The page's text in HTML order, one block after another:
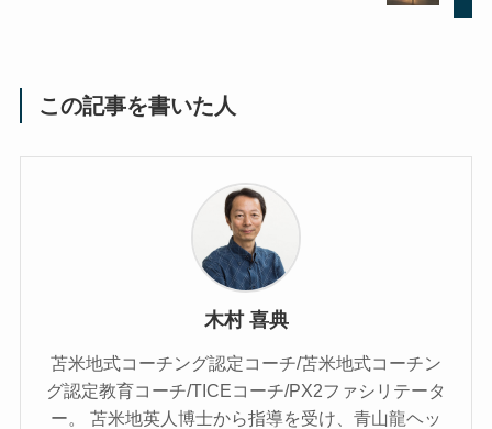
この記事を書いた人
木村 喜典
苫米地式コーチング認定コーチ/苫米地式コーチン
グ認定教育コーチ/TICEコーチ/PX2ファシリテータ
ー。 苫米地英人博士から指導を受け、青山龍ヘッ